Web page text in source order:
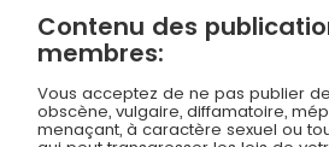
Contenu des
membres:
Vous acceptez de ne pas publier
obscène, vulgaire, diffamatoire,
menaçant, à caractère sexuel ou